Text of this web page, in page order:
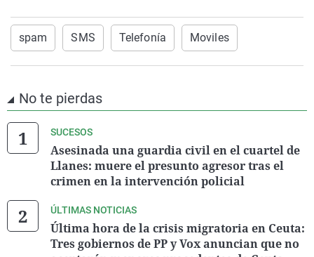
spam SMS Telefonía Moviles
No te pierdas
SUCESOS
Asesinada una guardia civil en el cuartel de
Llanes: muere el presunto agresor tras el
crimen en la intervención policial
ÚLTIMAS NOTICIAS
Última hora de la crisis migratoria en Ceuta:
Tres gobiernos de PP y Vox anuncian que no